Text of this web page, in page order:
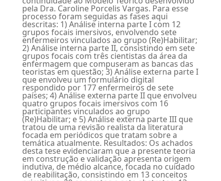
pela Dra. Caroline Porcelis Vargas. Para esse
processo foram seguidas as fases aqui
descritas: 1) Análise interna parte I com 12
grupos focais imersivos, envolvendo sete
enfermeiros vinculados ao grupo (Re)Habilitar;
2) Análise interna parte II, consistindo em sete
grupos focais com três cientistas da área da
enfermagem que compuseram as bancas das
teoristas em questão; 3) Análise externa parte I
que envolveu um formulário digital
respondido por 177 enfermeiros de sete
países; 4) Análise externa parte II que envolveu
quatro grupos focais imersivos com 16
participantes vinculados ao grupo
(Re)Habilitar; e 5) Análise externa parte III que
tratou de uma revisão realista da literatura
focada em periódicos que tratam sobre a
temática atualmente. Resultados: Os achados
desta tese evidenciaram que a presente teoria
em construção e validação apresenta origem
indutiva, de médio alcance, focada no cuidado
de reabilitação, consistindo em 13 conceitos